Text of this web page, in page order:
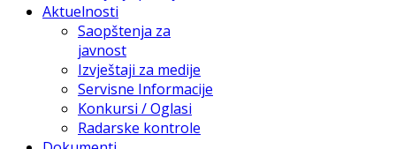
Aktuelnosti
Saopštenja za
javnost
Izvještaji za medije
Servisne Informacije
Konkursi / Oglasi
Radarske kontrole